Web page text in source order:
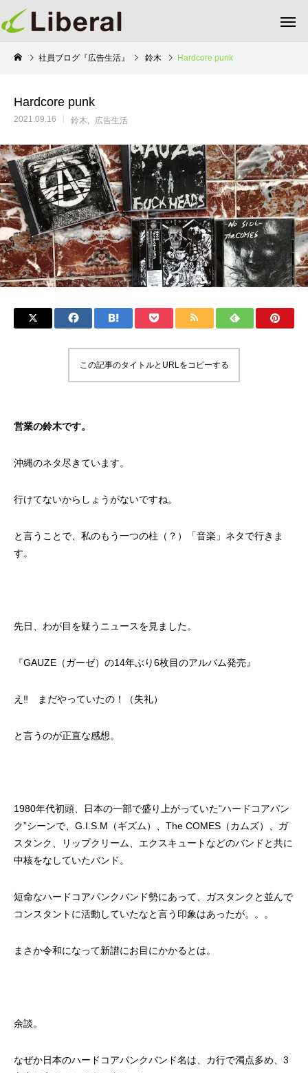
社員ブログ『広告生活』 鈴木 Hardcore punk
Hardcore punk
2021.09.16 鈴木 広告生活
この記事のタイトルとURLをコピーする
営業の鈴木です。
沖縄のネタ尽きています。
行けてないからしょうがないですね。
と言うことで、私のもう一つの柱（？）「音楽」ネタで行きま
す。
先日、わが目を疑うニュースを見ました。
『GAUZE（ガーゼ）の14年ぶり6枚目のアルバム発売』
え‼ まだやっていたの！（失礼）
と言うのが正直な感想。
1980年代初頭、日本の一部で盛り上がっていた“ハードコアパン
ク”シーンで、G.I.S.M（ギズム）、The COMES（カムズ）、ガ
スタンク、リップクリーム、エクスキュートなどのバンドと共に
中核をなしていたバンド。
短命なハードコアパンクバンド勢にあって、ガスタンクと並んで
コンスタントに活動していたなと言う印象はあったが。。。
まさか令和になって新譜にお目にかかるとは。
余談。
なぜか日本のハードコアパンクバンド名は、カ行で濁点多め、3